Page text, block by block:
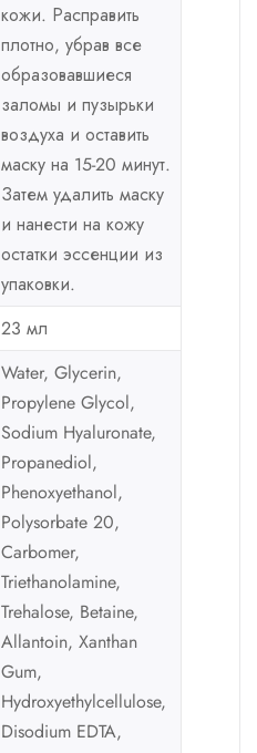
кожи. Расправить
плотно, убрав все
образовавшиеся
заломы и пузырьки
воздуха и оставить
маску на 15-20 минут.
Затем удалить маску
и нанести на кожу
остатки эссенции из
упаковки.
23 мл
Water, Glycerin,
Propylene Glycol,
Sodium Hyaluronate,
Propanediol,
Phenoxyethanol,
Polysorbate 20,
Carbomer,
Triethanolamine,
Trehalose, Betaine,
Allantoin, Xanthan
Gum,
Hydroxyethylcellulose,
Disodium EDTA,